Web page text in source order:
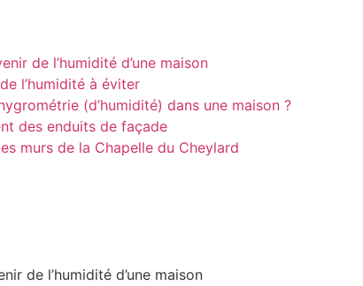
de l’humidité d’une maison
l’humidité à éviter
(d’humidité) dans une maison ?
des enduits de façade
murs de la Chapelle du Cheylard
de l’humidité d’une maison